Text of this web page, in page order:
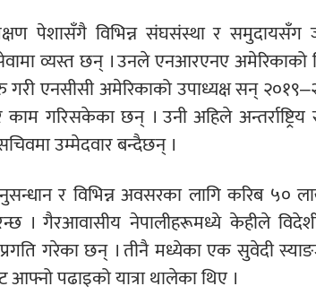
पेशासँगै विभिन्न संघसंस्था र
व्यस्त छन् । उनले एनआरएनए अमेरिकाको
गरी एनसीसी अमेरिकाको उपाध्यक्ष सन्
गरिसकेका छन् । उनी अहिले
उम्मेदवार बन्दैछन् ।
र विभिन्न अवसरका लागि करिब ५०
। गैरआवासीय नेपालीहरूमध्ये केहीले
गरेका छन् । तीनै मध्येका एक सुवेदी
आफ्नो पढाइको यात्रा थालेका थिए ।